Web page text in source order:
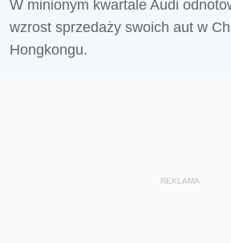
W minionym kwartale Audi
wzrost sprzedaży swoich aut w
Hongkongu.
REKLAMA